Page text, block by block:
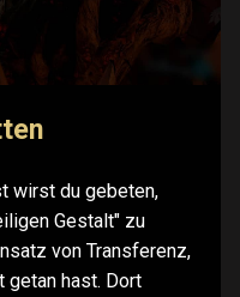
wirst du gebeten,
Gestalt" zu
von Transferenz,
getan hast. Dort